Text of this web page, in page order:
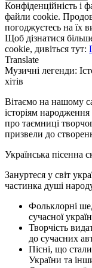
Конфіденційність і
файли cookie.
погоджуєтесь на їх
Щоб дізнатися
cookie, дивіться тут:
Translate
Музичні легенди:
хітів
Вітаємо на нашому
історіям
про таємниці
призвели до
Українська пісенна
Зануртеся у світ
частинка душі
Фольклорні
сучасної
Творчість
до сучасних
Пісні, що
України та